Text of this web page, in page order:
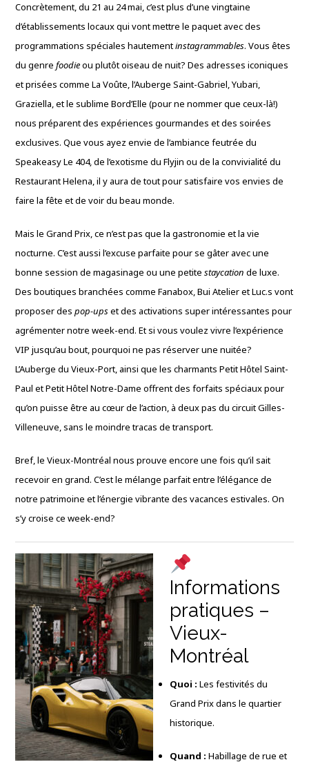
Concrètement, du 21 au 24 mai, c’est plus d’une vingtaine
d’établissements locaux qui vont mettre le paquet avec des
programmations spéciales hautementinstagrammables. Vous êtes
du genrefoodieou plutôt oiseau de nuit? Des adresses iconiques
et prisées comme La Voûte, l’Auberge Saint-Gabriel, Yubari,
Graziella, et le sublime Bord’Elle (pour ne nommer que ceux-là!)
nous préparent des expériences gourmandes et des soirées
exclusives. Que vous ayez envie de l’ambiance feutrée du
Speakeasy Le 404, de l’exotisme du Flyjin ou de la convivialité du
Restaurant Helena, il y aura de tout pour satisfaire vos envies de
faire la fête et de voir du beau monde.
Mais le Grand Prix, ce n’est pas que la gastronomie et la vie
nocturne. C’est aussi l’excuse parfaite pour se gâter avec une
bonne session de magasinage ou une petitestaycation de luxe.
Des boutiques branchées comme Fanabox, Bui Atelier et Luc.s vont
proposer despop-upset des activations super intéressantes pour
agrémenter notre week-end. Et si vous voulez vivre l’expérience
VIP jusqu’au bout, pourquoi ne pas réserver une nuitée?
L’Auberge du Vieux-Port, ainsi que les charmants Petit Hôtel Saint-
Paul et Petit Hôtel Notre-Dame offrent des forfaits spéciaux pour
qu’on puisse être au cœur de l’action, à deux pas du circuit Gilles-
Villeneuve, sans le moindre tracas de transport.
Bref, le Vieux-Montréal nous prouve encore une fois qu’il sait
recevoir en grand. C’est le mélange parfait entre l’élégance de
notre patrimoine et l’énergie vibrante des vacances estivales. On
s’y croise ce week-end?
Informations
pratiques –
Vieux-
Montréal
Quoi : Les festivités du
Grand Prix dans le quartier
historique.
Quand : Habillage de rue et